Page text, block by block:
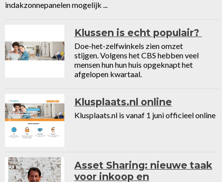
indakzonnepanelen mogelijk ...
Klussen is echt populair?
Doe-het-zelfwinkels zien omzet
stijgen. Volgens het CBS hebben veel
mensen hun hun huis opgeknapt het
afgelopen kwartaal.
Klusplaats.nl online
Klusplaats.nl is vanaf 1 juni officieel online
Asset Sharing: nieuwe taak
voor inkoop en